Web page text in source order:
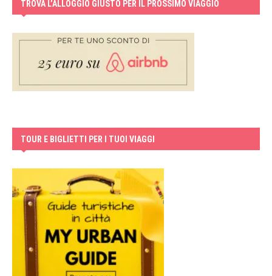
TROVA L’ALLOGGIO GIUSTO PER IL PROSSIMO VIAGGIO
TOUR E BIGLIETTI PER I TUOI VIAGGI